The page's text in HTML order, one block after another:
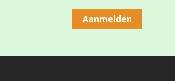
Aanmelden